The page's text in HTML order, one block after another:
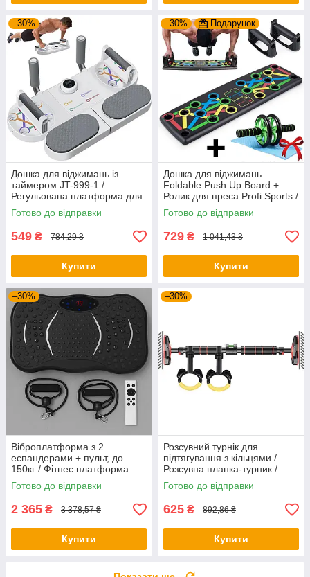
–30%
Дошка для віджимань із
таймером JT-999-1 /
Регульована платформа для
віджимань / Фітнес тренажер
для преса
Готово до відправки
549 ₴ 784,29 ₴
Купити
–30% Подарунок
Дошка для віджимань
Foldable Push Up Board +
Ролик для преса Profi Sports /
Платформа з упорами
Готово до відправки
729 ₴ 1 041,43 ₴
Купити
–30%
Віброплатформа з 2
еспандерами + пульт, до
150кг / Фітнес платформа
для вправ на все тіло
Готово до відправки
2 365 ₴ 3 378,57 ₴
Купити
–30%
Розсувний турнік для
підтягування з кільцями /
Розсувна планка-турник /
Турнік у дверний отвір
Готово до відправки
625 ₴ 892,86 ₴
Купити